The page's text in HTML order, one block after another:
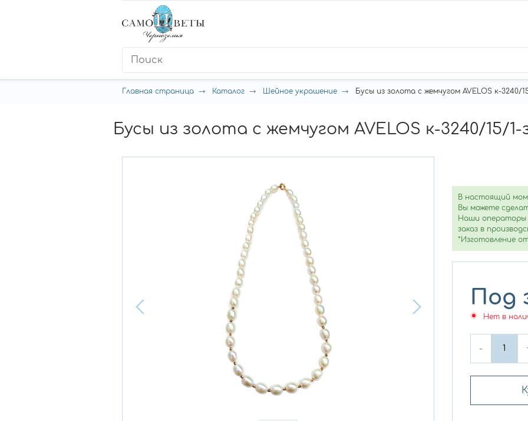
Главная страница Каталог Шейное украшение Бусы из золота с жемчугом AVELOS к-3240/
Бусы из золота с жемчугом AVELOS к-3240/15/1-
В настоящий
Вы можете
Наши операторы
заказ в
*Изготовление
Под
Нет в
-